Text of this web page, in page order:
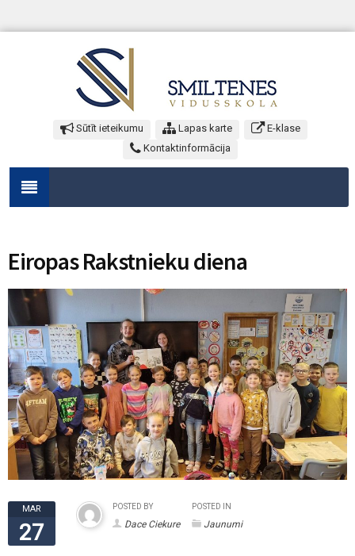
Sūtīt ieteikumu Lapas karte
E-klase
Kontaktinformācija
Eiropas Rakstnieku diena
MAR
27
POSTED BY
Dace Ciekure
POSTED IN
Jaunumi